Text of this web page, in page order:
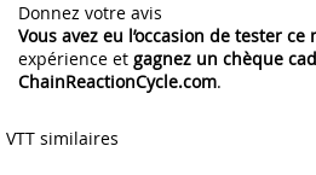
Donnez votre avis
Vous avez eu l’occasion de tester ce
expérience et gagnez un chèque
ChainReactionCycle.com.
VTT similaires